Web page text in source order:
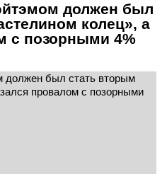
должен был
колец», а
с позорными 4%